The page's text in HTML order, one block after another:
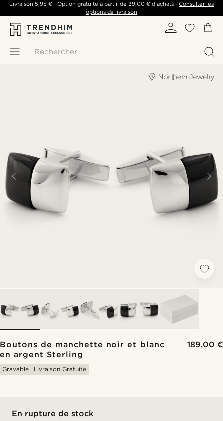
Rechercher
Livraison 5,95 €- Option gratuite à partir de 39,00 €d'achats -Consulter les
options de livraison
Boutons de manchette noir et blanc
en argent Sterling
189,00 €
Gravable Livraison Gratuite
En rupture de stock